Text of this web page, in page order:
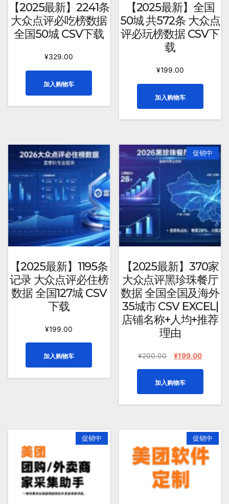
【2025最新】2241条
大众点评必吃榜数据
全国50城 CSV下载
¥329.00
加入购物车
【2025最新】全国
50城 共572条 大众点
评必玩榜数据 CSV下
载
¥199.00
加入购物车
【2025最新】1195条
记录 大众点评必住榜
数据 全国127城 CSV
下载
¥199.00
加入购物车
促销中
【2025最新】370家
大众点评黑珍珠餐厅
数据 全国全国及海外
35城市 CSV EXCEL|
店铺名称+人均+推荐
理由
¥200.00
原
¥200.00。
¥199.00当
为：
加入购物车
促销中 促销中